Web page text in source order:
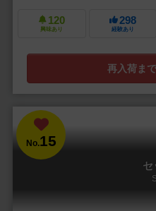
120
興味あり
298
経験あり
再入荷ま
No.15
セ